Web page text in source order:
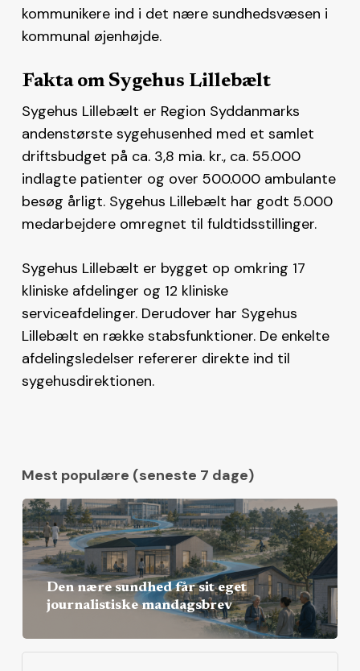
kommunikere ind i det nære sundhedsvæsen i
kommunal øjenhøjde.
Fakta om Sygehus Lillebælt
Sygehus Lillebælt er Region Syddanmarks
andenstørste sygehusenhed med et samlet
driftsbudget på ca. 3,8 mia. kr., ca. 55.000
indlagte patienter og over 500.000 ambulante
besøg årligt. Sygehus Lillebælt har godt 5.000
medarbejdere omregnet til fuldtidsstillinger.
Sygehus Lillebælt er bygget op omkring 17
kliniske afdelinger og 12 kliniske
serviceafdelinger. Derudover har Sygehus
Lillebælt en række stabsfunktioner. De enkelte
afdelingsledelser refererer direkte ind til
sygehusdirektionen.
Mest populære (seneste 7 dage)
Den nære sundhed får sit eget
journalistiske mandagsbrev